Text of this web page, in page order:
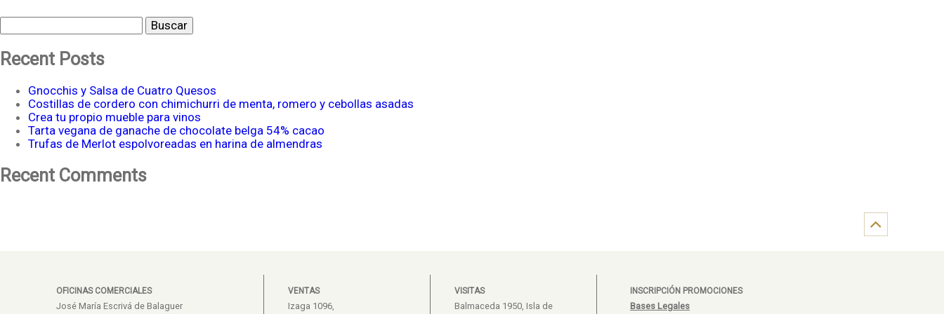
Buscar
Recent Posts
Gnocchis y Salsa de Cuatro Quesos
Costillas de cordero con chimichurri de menta, romero y cebollas asadas
Crea tu propio mueble para vinos
Tarta vegana de ganache de chocolate belga 54% cacao
Trufas de Merlot espolvoreadas en harina de almendras
Recent Comments
OFICINAS COMERCIALES
José María Escrivá de Balaguer
VENTAS
Izaga 1096,
VISITAS
Balmaceda 1950, Isla de
INSCRIPCIÓN PROMOCIONES
Bases Legales